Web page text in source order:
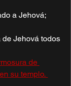
a Jehová;
Jehová todos
de
su templo.